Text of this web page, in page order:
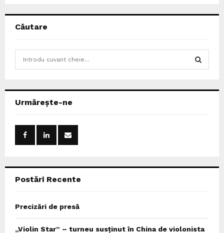
Căutare
h
Urmărește-ne
Postări Recente
Precizări de presă
„Violin Star” – turneu susținut în China de violonista